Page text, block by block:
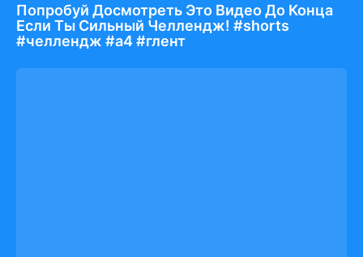
Попробуй Досмотреть Это Видео До Конца
Если Ты Сильный Челлендж! #shorts
#челлендж #а4 #глент